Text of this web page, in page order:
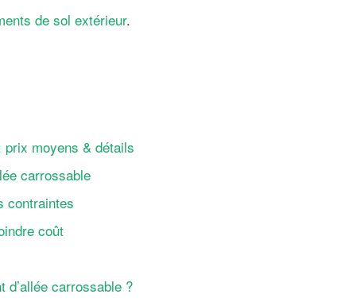
de sol extérieur.
prix moyens & détails
carrossable
contraintes
coût
d’allée carrossable ?